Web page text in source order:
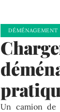
DÉMÉNAGEMENT
Un camion de